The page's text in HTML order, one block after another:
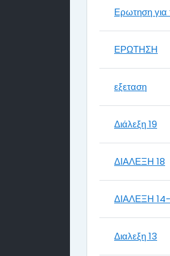
Ερωτηση για
ΕΡΩΤΗΣΗ
εξεταση
Διάλεξη 19
ΔΙΑΛΕΞΗ 18
ΔΙΑΛΕΞΗ
Διαλεξη 13